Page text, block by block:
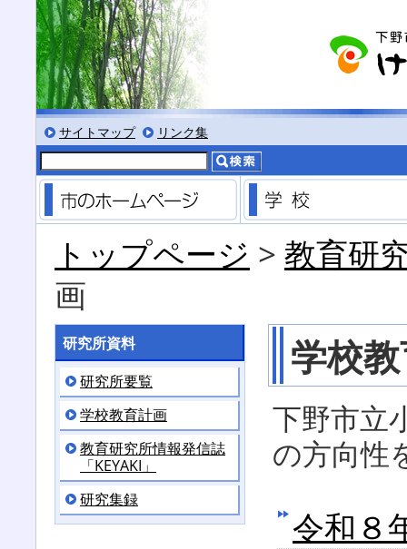
サイトマップ リンク集
イズにする
字を小さくする標準色表示にする
黒背景表示にする
低コントラスト表示にする
市のホームページ
トップページ > 教育研
画
研究所資料
研究所要覧
学校教育計画
教育研究所情報発信誌
「KEYAKI」
研究集録
学校
下野市立
の方向性
令和８